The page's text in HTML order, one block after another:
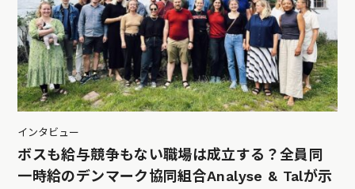
インタビュー
ボスも給与競争もない職場は成立する？全員同
一時給のデンマーク協同組合Analyse & Talが示